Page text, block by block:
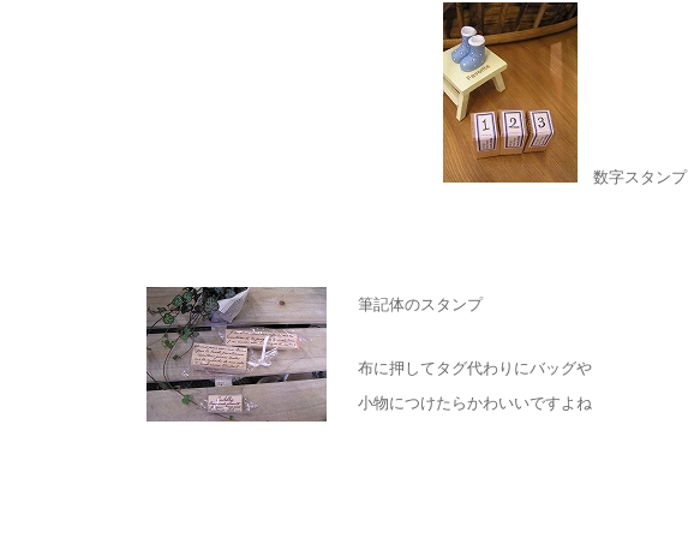
数字スタンプ
筆記体のスタンプ
布に押してタグ代わりにバッグや
小物につけたらかわいいですよね